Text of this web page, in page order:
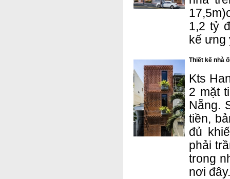
1,2 tỷ
kế ưng
Thiết kế nhà
Kts
2 mặt
Nẵng.
tiền,
đủ
phải
trong
nơi